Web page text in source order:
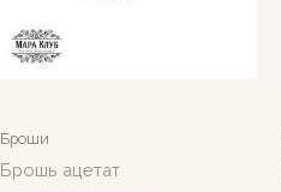
Броши
Брошь ацетат